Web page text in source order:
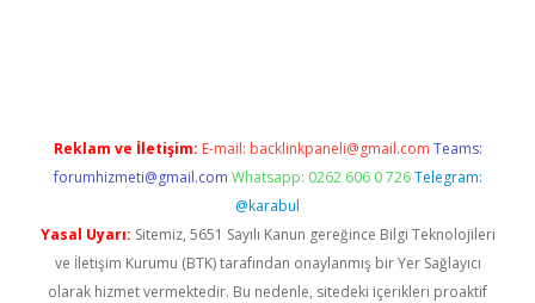
Reklam ve İletişim: E-mail: backlinkpaneli@gmail.com Teams:
forumhizmeti@gmail.com Whatsapp: 0262 606 0 726 Telegram:
@karabul
Yasal Uyarı: Sitemiz, 5651 Sayılı Kanun gereğince Bilgi Teknolojileri
ve İletişim Kurumu (BTK) tarafından onaylanmış bir Yer Sağlayıcı
olarak hizmet vermektedir. Bu nedenle, sitedeki içerikleri proaktif